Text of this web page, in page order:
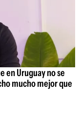
en Uruguay no se
mucho mejor que